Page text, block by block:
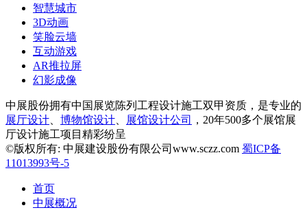
智慧城市
3D动画
笑脸云墙
互动游戏
AR推拉屏
幻影成像
中展股份拥有中国展览陈列工程设计施工双甲资质，是专业的
展厅设计
博物馆设计 展馆设计公司
，20年500多个展馆展
厅设计施工项目精彩纷呈
©版权所有: 中展建设股份有限公司www.sczz.com 蜀ICP备
11013993号-5
首页
中展概况